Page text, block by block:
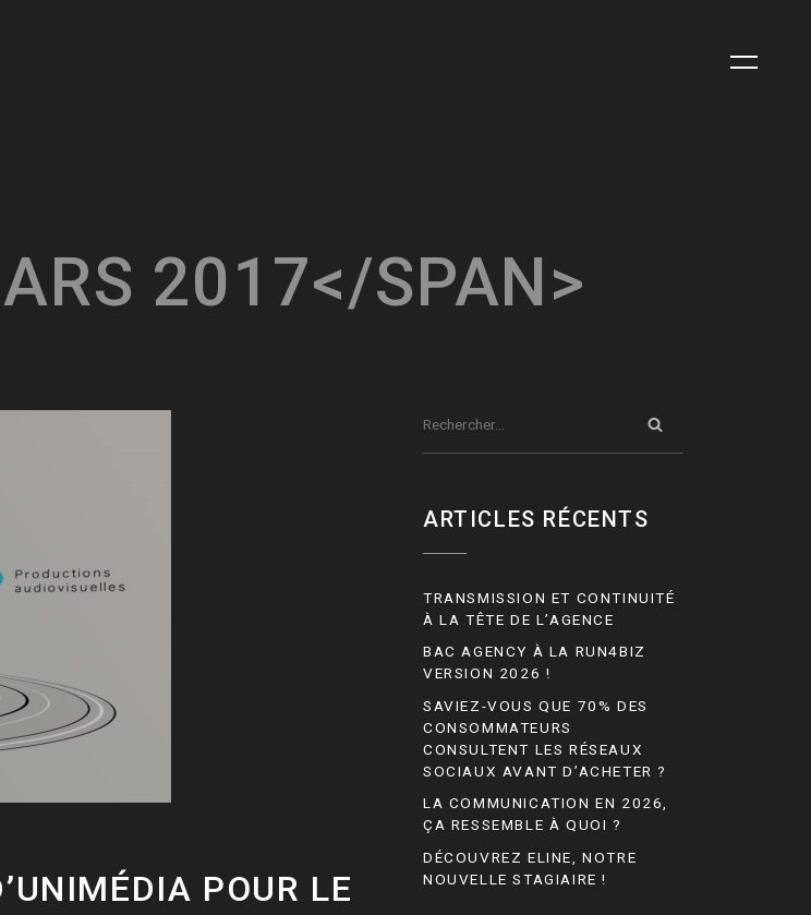
2017</SPAN>
POUR LE
ARTICLES RÉCENTS
TRANSMISSION ET CONTINUITÉ
À LA TÊTE DE L’AGENCE
BAC AGENCY À LA RUN4BIZ
VERSION 2026 !
SAVIEZ-VOUS QUE 70% DES
CONSOMMATEURS
CONSULTENT LES RÉSEAUX
SOCIAUX AVANT D’ACHETER ?
LA COMMUNICATION EN 2026,
ÇA RESSEMBLE À QUOI ?
DÉCOUVREZ ELINE, NOTRE
NOUVELLE STAGIAIRE !